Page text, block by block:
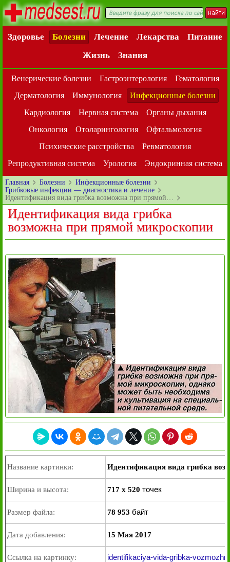
Здоровье Болезни Лечение Лекарства
Питание
Жизнь
Знания
Венерические болезни Гастроэнтерология
Гематология
Дерматология
Иммунология
Инфекционные болезни
Кардиология
Нервная система
Органы дыхания
Онкология
Отоларингология
Офтальмология
Психические расстройства
Ревматология
Репродуктивная система
Урология Эндокринная система
Главная Болезни
Инфекционные болезни
Грибковые инфекции — диагностика и лечение
Идентификация вида грибка возможна при прямой…
Идентификация вида грибка
возможна при прямой микроскопии
Название картинки: Идентификация вида грибка
Ширина и высота: 717 x 520 точек
Размер файла: 78 953 байт
Дата добавления: 15 Мая 2017
Ссылка на картинку: identifikaciya-vida-gribka-